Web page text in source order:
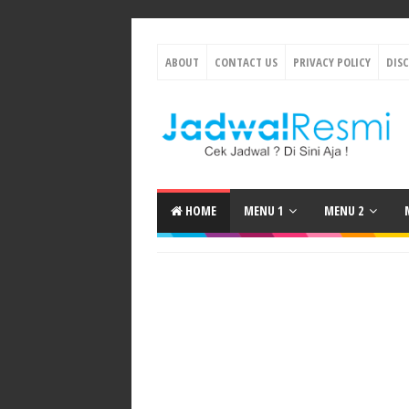
ABOUT CONTACT US PRIVACY POLICY
HOME MENU 1 MENU 2